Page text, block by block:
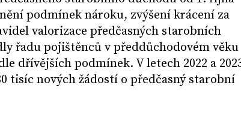
podmínek nároku, zvýšení krácení za
valorizace předčasných starobních
řadu pojištěnců v předdůchodovém věku
dřívějších podmínek. V letech 2022 a
tisíc nových žádostí o předčasný starobní